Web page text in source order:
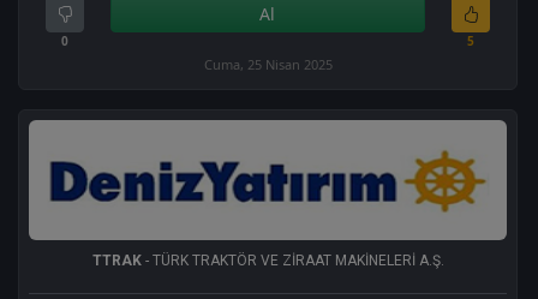
0
Al
5
Cuma, 25 Nisan 2025
TTRAK- TÜRK TRAKTÖR VE ZİRAAT MAKİNELERİ A.Ş.